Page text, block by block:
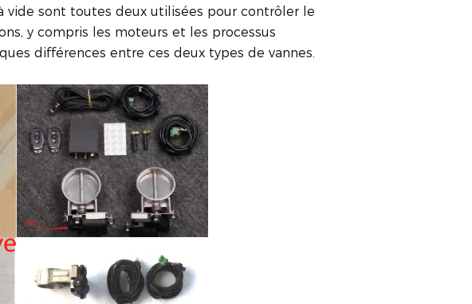
vide sont toutes deux utilisées pour contrôler le
y compris les moteurs et les processus
différences entre ces deux types de vannes.